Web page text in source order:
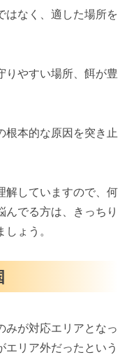
はなく、適した場所を
りやすい場所、餌が豊
根本的な原因を突き止
解していますので、何
んでる方は、きっちり
ょう。
みが対応エリアとなっ
リア外だったという